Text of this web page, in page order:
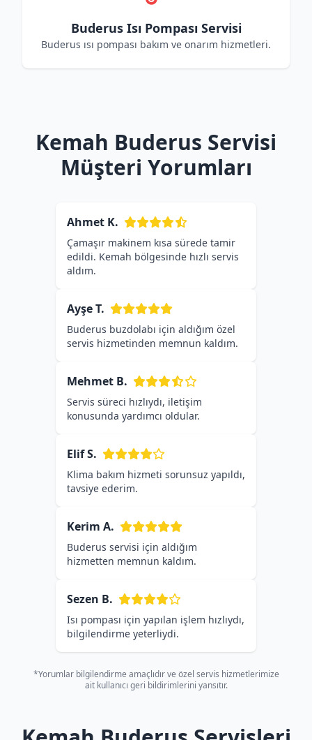
Buderus Isı Pompası Servisi
Buderus ısı pompası bakım ve onarım hizmetleri.
Kemah Buderus Servisi
Müşteri Yorumları
Ahmet K.
Çamaşır makinem kısa sürede tamir
edildi. Kemah bölgesinde hızlı servis
aldım.
Ayşe T.
Buderus buzdolabı için aldığım özel
servis hizmetinden memnun kaldım.
Mehmet B.
Servis süreci hızlıydı, iletişim
konusunda yardımcı oldular.
Elif S.
Klima bakım hizmeti sorunsuz yapıldı,
tavsiye ederim.
Kerim A.
Buderus servisi için aldığım
hizmetten memnun kaldım.
Sezen B.
Isı pompası için yapılan işlem hızlıydı,
bilgilendirme yeterliydi.
*Yorumlar bilgilendirme amaçlıdır ve özel servis hizmetlerimize
ait kullanıcı geri bildirimlerini yansıtır.